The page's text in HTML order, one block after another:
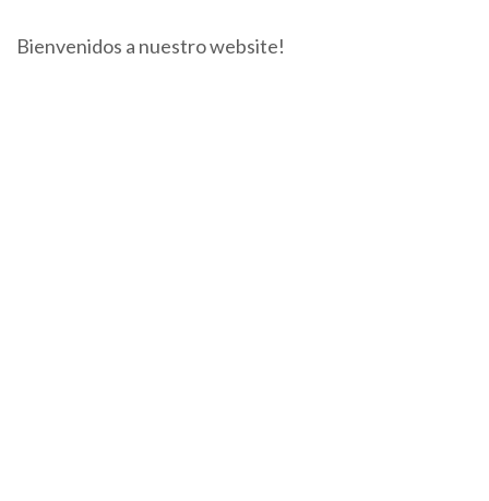
Bienvenidos a nuestro website!